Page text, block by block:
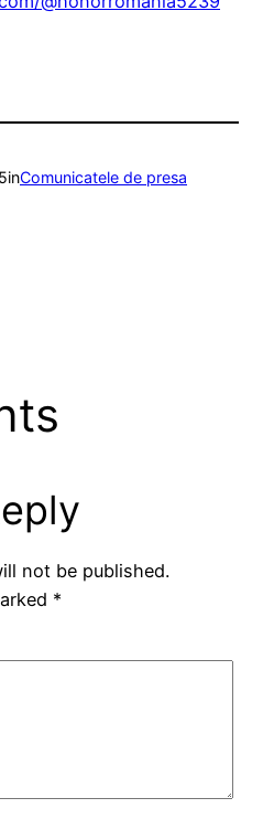
inComunicatele de presa
not be published.
*